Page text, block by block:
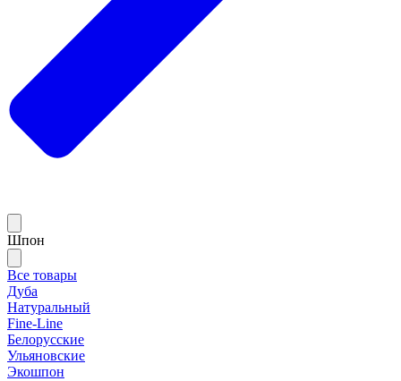
Шпон
Все товары
Дуба
Натуральный
Fine-Line
Белорусские
Ульяновские
Экошпон